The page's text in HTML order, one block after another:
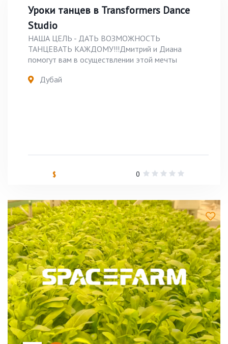
Уроки танцев в Transformers Dance
Studio
НАША ЦЕЛЬ - ДАТЬ ВОЗМОЖНОСТЬ
ТАНЦЕВАТЬ КАЖДОМУ!!!Дмитрий и Диана
помогут вам в осуществлении этой мечты
Дубай
$ 0